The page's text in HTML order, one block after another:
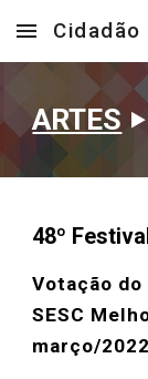
Skip to main
ARTES ‣
48º
Votação
SESC
março/